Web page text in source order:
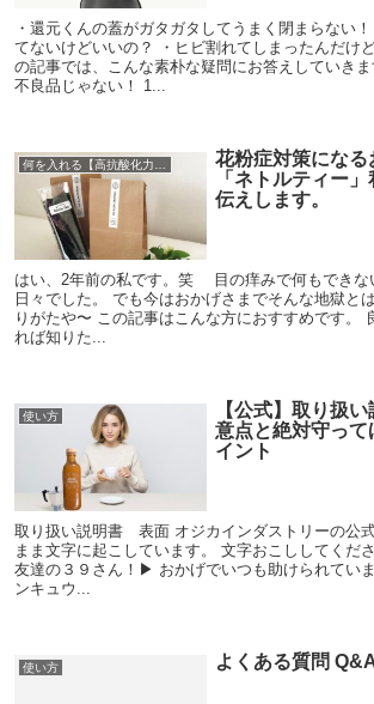
・還元くんの蓋がガタガタしてうまく閉まらない
てないけどいいの？ ・ヒビ割れてしまったんだけ
の記事では、こんな素朴な疑問にお答えしていき
不良品じゃない！ 1...
花粉症対策になる
「ネトルティー
伝えします。
はい、2年前の私です。笑 目の痒みで何もできな
日々でした。 でも今はおかげさまでそんな地獄と
りがたや〜 この記事はこんな方におすすめです。
れば知りた...
使い方
【公式】取り扱
意点と絶対守っ
イント
取り扱い説明書 表面 オジカインダストリーの公
まま文字に起こしています。 文字おこししてくだ
友達の３９さん！▶ おかげでいつも助けられてい
ンキュウ...
使い方 よくある質問